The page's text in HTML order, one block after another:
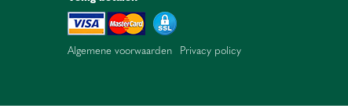
Algemene voorwaarden Privacy policy